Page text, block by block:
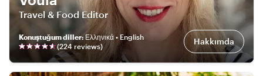
Travel & Food Editor
Konuştuğum diller:Ελληνικά • English
(224 reviews) Hakkımda